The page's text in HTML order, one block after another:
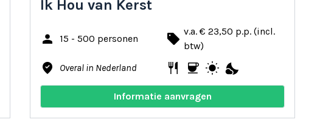
Ik Hou van Kerst
person
15 - 500 personen local_offer v.a. € 23,50 p.p. (incl.
btw)
where_to_vote Overal in Nederland restaurant coffee wb_sunny nights_stay
Informatie aanvragen